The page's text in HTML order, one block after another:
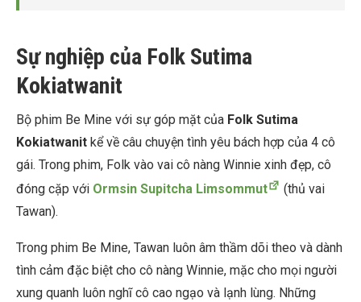
Sự nghiệp của Folk Sutima
Kokiatwanit
Bộ phim Be Mine với sự góp mặt của Folk Sutima
Kokiatwanit kể về câu chuyện tình yêu bách hợp của 4 cô
gái. Trong phim, Folk vào vai cô nàng Winnie xinh đẹp, cô
đóng cặp với Ormsin Supitcha Limsommut
(thủ vai
Tawan).
Trong phim Be Mine, Tawan luôn âm thầm dõi theo và dành
tình cảm đặc biệt cho cô nàng Winnie, mặc cho mọi người
xung quanh luôn nghĩ cô cao ngạo và lạnh lùng. Những